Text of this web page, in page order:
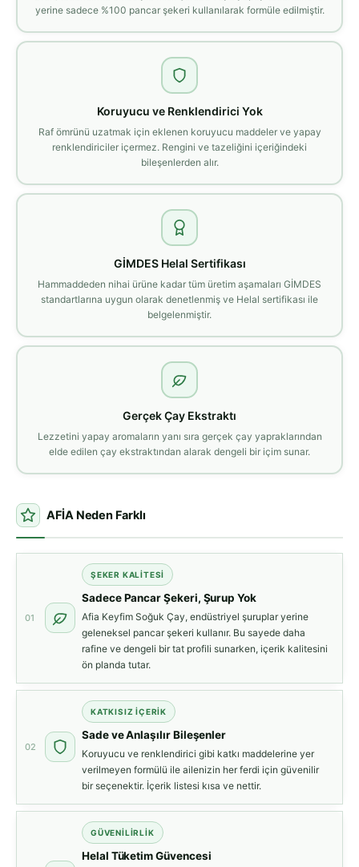
yerine sadece %100 pancar şekeri kullanılarak formüle edilmiştir.
Koruyucu ve Renklendirici Yok
Raf ömrünü uzatmak için eklenen koruyucu maddeler ve yapay
renklendiriciler içermez. Rengini ve tazeliğini içeriğindeki
bileşenlerden alır.
GİMDES Helal Sertifikası
Hammaddeden nihai ürüne kadar tüm üretim aşamaları GİMDES
standartlarına uygun olarak denetlenmiş ve Helal sertifikası ile
belgelenmiştir.
Gerçek Çay Ekstraktı
Lezzetini yapay aromaların yanı sıra gerçek çay yapraklarından
elde edilen çay ekstraktından alarak dengeli bir içim sunar.
AFİA Neden Farklı
01
ŞEKER KALITESI
Sadece Pancar Şekeri, Şurup Yok
Afia Keyfim Soğuk Çay, endüstriyel şuruplar yerine
geleneksel pancar şekeri kullanır. Bu sayede daha
rafine ve dengeli bir tat profili sunarken, içerik kalitesini
ön planda tutar.
02
KATKISIZ İÇERIK
Sade ve Anlaşılır Bileşenler
Koruyucu ve renklendirici gibi katkı maddelerine yer
verilmeyen formülü ile ailenizin her ferdi için güvenilir
bir seçenektir. İçerik listesi kısa ve nettir.
GÜVENILIRLIK
Helal Tüketim Güvencesi